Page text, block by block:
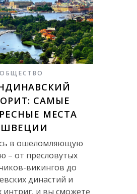
ОБЩЕСТВО
САМЫЕ
МЕСТА
ШВЕЦИИ
в ошеломляющую
– от пресловутых
викингов до
династий и
интриг, и вы сможете